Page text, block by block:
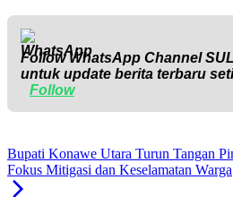
Follow WhatsApp Channel
untuk update berita terbaru
Follow
Bupati Konawe Utara Turun Tangan
Fokus Mitigasi dan Keselamatan Warga